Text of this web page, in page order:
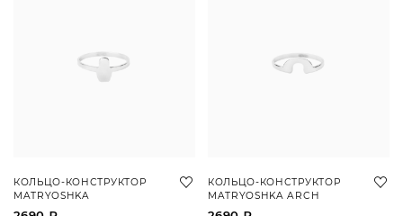
КОЛЬЦО-КОНСТРУКТОР
MATRYOSHKA
КОЛЬЦО-КОНСТРУКТОР
MATRYOSHKA ARCH